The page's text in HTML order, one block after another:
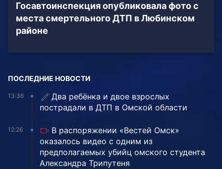
Госавтоинспекция опубликовала фото с
места смертельного ДТП в Любинском
районе
ПОСЛЕДНИЕ НОВОСТИ
13:36
Два ребёнка и двое взрослых
пострадали в ДТП в Омской области
12:26
В распоряжении «Вестей Омск»
оказалось видео с одним из
предполагаемых убийц омского студента
Александра Трипутеня